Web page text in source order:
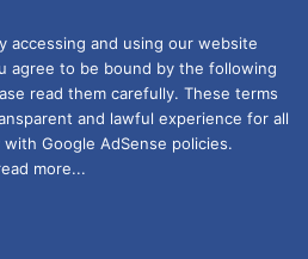
accessing and using our website
agree to be bound by the following
read them carefully. These terms
and lawful experience for all
Google AdSense policies.
more...